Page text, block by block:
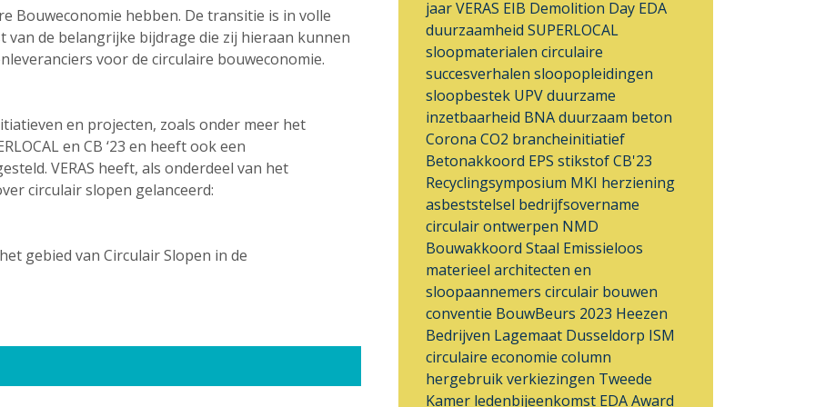
Bouweconomie hebben. De transitie is in volle
van de belangrijke bijdrage die zij hieraan kunnen
voor de circulaire bouweconomie.
en projecten, zoals onder meer het
en CB ‘23 en heeft ook een
VERAS heeft, als onderdeel van het
circulair slopen gelanceerd:
gebied van Circulair Slopen in de
jaar VERAS EIB Demolition Day EDA
duurzaamheid SUPERLOCAL
sloopmaterialen circulaire
succesverhalen sloopopleidingen
sloopbestek UPVduurzame
inzetbaarheid BNAduurzaam beton
Corona CO2 brancheinitiatief
Betonakkoord EPS stikstofCB'23
Recyclingsymposium MKI herziening
asbeststelsel bedrijfsovername
circulair ontwerpen NMD
Bouwakkoord Staal Emissieloos
materieel architecten en
sloopaannemers circulair bouwen
conventie BouwBeurs 2023 Heezen
Bedrijven Lagemaat Dusseldorp ISM
circulaire economie column
hergebruikverkiezingen Tweede
Kamer ledenbijeenkomst EDA Award